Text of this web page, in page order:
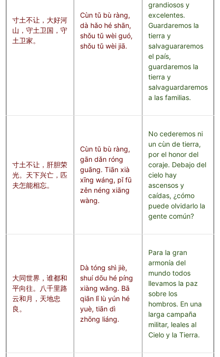
寸土不让，大好河
山，守土卫国，守
土卫家。
Cùn tǔ bù ràng,
dà hǎo hé shān,
shǒu tǔ wèi guó,
shǒu tǔ wèi jiā.
grandiosos y
excelentes.
Guardaremos la
tierra y
salvaguararemos
el país,
guardaremos la
tierra y
salvaguardaremos
a las familias.
寸土不让，肝胆荣
光。天下兴亡，匹
夫怎能相忘。
Cùn tǔ bù ràng,
gān dǎn róng
guāng. Tiān xià
xīng wáng, pǐ fū
zěn néng xiāng
wàng.
No cederemos ni
un cùn de tierra,
por el honor del
coraje. Debajo del
cielo hay
ascensos y
caídas, ¿cómo
puede olvidarlo la
gente común?
大同世界，谁都和
平向往。八千里路
云和月，天地忠
良。
Dà tóng shì jiè,
shuí dōu hé píng
xiàng wǎng. Bā
qiān lǐ lù yún hé
yuè, tiān dì
zhōng liáng.
Para la gran
armonía del
mundo todos
llevamos la paz
sobre los
hombros. En una
larga campaña
militar, leales al
Cielo y la Tierra.